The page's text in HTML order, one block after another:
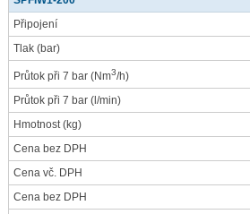
Připojení
Tlak (bar)
Průtok při 7 bar (Nm3/h)
Průtok při 7 bar (l/min)
Hmotnost(kg)
Cena bez DPH
Cena vč. DPH
Cena bez DPH